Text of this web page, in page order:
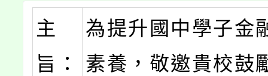
主
旨：
為提升國中學子金
素養，敬邀貴校鼓